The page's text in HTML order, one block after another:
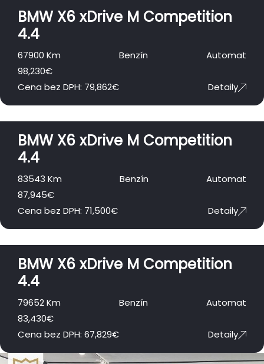
BMW X6 xDrive M Competition
4.4
67900 Km Benzín
Automat
98,230€
Cena bez DPH: 79,862€ Detaily
BMW X6 xDrive M Competition
4.4
83543 Km Benzín
Automat
87,945€
Cena bez DPH: 71,500€ Detaily
BMW X6 xDrive M Competition
4.4
79652 Km Benzín
Automat
83,430€
Cena bez DPH: 67,829€ Detaily